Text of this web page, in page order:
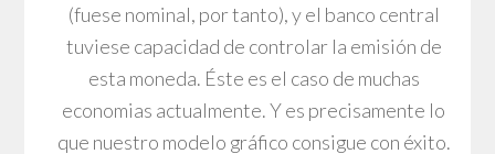
(fuese nominal, por tanto), y el banco central
tuviese capacidad de controlar la emisión de
esta moneda. Éste es el caso de muchas
economias actualmente. Y es precisamente lo
que nuestro modelo gráfico consigue con éxito.